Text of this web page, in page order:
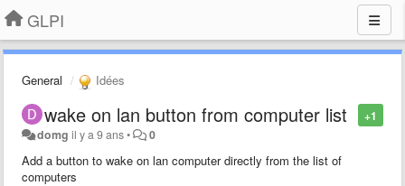
GLPI
General Idées
+1
wake on lan button from computer list
domg il y a 9 ans• 0
Add a button to wake on lan computer directly from the list of
computers